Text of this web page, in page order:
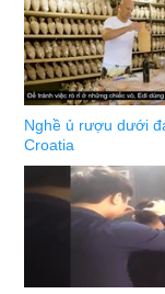
Nghề ủ rượu dưới
Croatia